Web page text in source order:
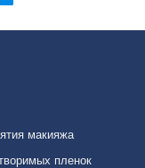
макияжа
пленок